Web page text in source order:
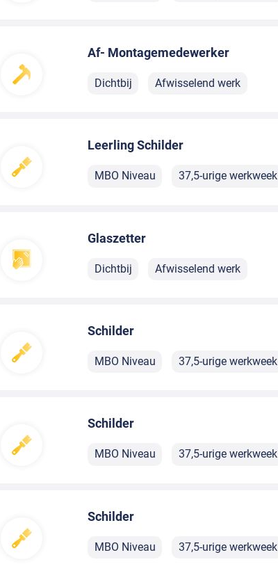
Af- Montagemedewerker
Dichtbij Afwisselend werk
Leerling Schilder
MBO Niveau 37,5-urige werkweek
Glaszetter
Dichtbij Afwisselend werk
Schilder
MBO Niveau 37,5-urige werkweek
Schilder
MBO Niveau 37,5-urige werkweek
Schilder
MBO Niveau 37,5-urige werkweek